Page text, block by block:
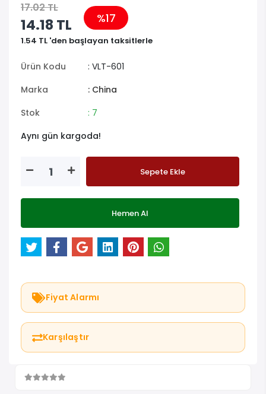
17.02 TL
14.18 TL %17
1.54 TL 'den başlayan taksitlerle
Ürün Kodu
: VLT-601
Marka
: China
Stok
: 7
Aynı gün kargoda!
Sepete Ekle
Hemen Al
Fiyat Alarmı
Karşılaştır